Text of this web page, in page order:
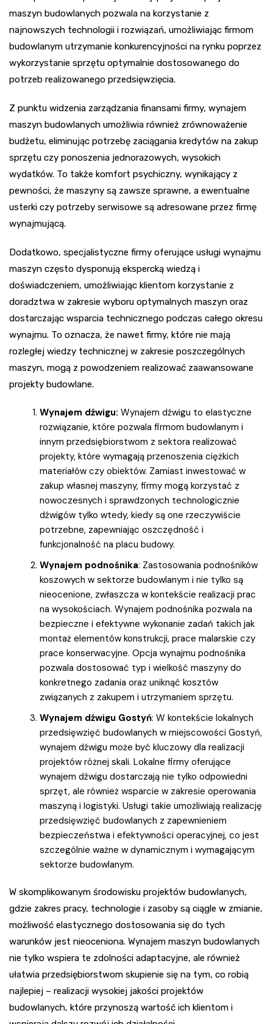
maszyn budowlanych pozwala na korzystanie z
najnowszych technologii i rozwiązań, umożliwiając firmom
budowlanym utrzymanie konkurencyjności na rynku poprzez
wykorzystanie sprzętu optymalnie dostosowanego do
potrzeb realizowanego przedsięwzięcia.
Z punktu widzenia zarządzania finansami firmy, wynajem
maszyn budowlanych umożliwia również zrównoważenie
budżetu, eliminując potrzebę zaciągania kredytów na zakup
sprzętu czy ponoszenia jednorazowych, wysokich
wydatków. To także komfort psychiczny, wynikający z
pewności, że maszyny są zawsze sprawne, a ewentualne
usterki czy potrzeby serwisowe są adresowane przez firmę
wynajmującą.
Dodatkowo, specjalistyczne firmy oferujące usługi wynajmu
maszyn często dysponują ekspercką wiedzą i
doświadczeniem, umożliwiając klientom korzystanie z
doradztwa w zakresie wyboru optymalnych maszyn oraz
dostarczając wsparcia technicznego podczas całego okresu
wynajmu. To oznacza, że nawet firmy, które nie mają
rozległej wiedzy technicznej w zakresie poszczególnych
maszyn, mogą z powodzeniem realizować zaawansowane
projekty budowlane.
Wynajem dźwigu: Wynajem dźwigu to elastyczne
rozwiązanie, które pozwala firmom budowlanym i
innym przedsiębiorstwom z sektora realizować
projekty, które wymagają przenoszenia ciężkich
materiałów czy obiektów. Zamiast inwestować w
zakup własnej maszyny, firmy mogą korzystać z
nowoczesnych i sprawdzonych technologicznie
dźwigów tylko wtedy, kiedy są one rzeczywiście
potrzebne, zapewniając oszczędność i
funkcjonalność na placu budowy.
Wynajem podnośnika: Zastosowania podnośników
koszowych w sektorze budowlanym i nie tylko są
nieocenione, zwłaszcza w kontekście realizacji prac
na wysokościach. Wynajem podnośnika pozwala na
bezpieczne i efektywne wykonanie zadań takich jak
montaż elementów konstrukcji, prace malarskie czy
prace konserwacyjne. Opcja wynajmu podnośnika
pozwala dostosować typ i wielkość maszyny do
konkretnego zadania oraz uniknąć kosztów
związanych z zakupem i utrzymaniem sprzętu.
Wynajem dźwigu Gostyń: W kontekście lokalnych
przedsięwzięć budowlanych w miejscowości Gostyń,
wynajem dźwigu może być kluczowy dla realizacji
projektów różnej skali. Lokalne firmy oferujące
wynajem dźwigu dostarczają nie tylko odpowiedni
sprzęt, ale również wsparcie w zakresie operowania
maszyną i logistyki. Usługi takie umożliwiają realizację
przedsięwzięć budowlanych z zapewnieniem
bezpieczeństwa i efektywności operacyjnej, co jest
szczególnie ważne w dynamicznym i wymagającym
sektorze budowlanym.
W skomplikowanym środowisku projektów budowlanych,
gdzie zakres pracy, technologie i zasoby są ciągle w zmianie,
możliwość elastycznego dostosowania się do tych
warunków jest nieoceniona. Wynajem maszyn budowlanych
nie tylko wspiera te zdolności adaptacyjne, ale również
ułatwia przedsiębiorstwom skupienie się na tym, co robią
najlepiej – realizacji wysokiej jakości projektów
budowlanych, które przynoszą wartość ich klientom i